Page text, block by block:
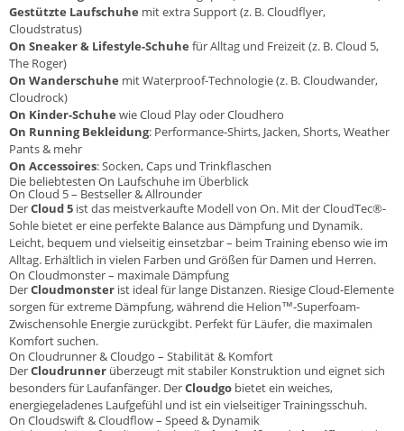
Gestützte Laufschuhe mit extra Support (z. B. Cloudflyer,
Cloudstratus)
On Sneaker & Lifestyle-Schuhe für Alltag und Freizeit (z. B. Cloud 5,
The Roger)
On Wanderschuhe mit Waterproof-Technologie (z. B. Cloudwander,
Cloudrock)
On Kinder-Schuhe wie Cloud Play oder Cloudhero
On Running Bekleidung: Performance-Shirts, Jacken, Shorts, Weather
Pants & mehr
On Accessoires: Socken, Caps und Trinkflaschen
Die beliebtesten On Laufschuhe im Überblick
On Cloud 5 – Bestseller & Allrounder
DerCloud 5 ist das meistverkaufte Modell von On. Mit der CloudTec®-
Sohle bietet er eine perfekte Balance aus Dämpfung und Dynamik.
Leicht, bequem und vielseitig einsetzbar – beim Training ebenso wie im
Alltag. Erhältlich in vielen Farben und Größen für Damen und Herren.
On Cloudmonster – maximale Dämpfung
DerCloudmonster ist ideal für lange Distanzen. Riesige Cloud-Elemente
sorgen für extreme Dämpfung, während die Helion™-Superfoam-
Zwischensohle Energie zurückgibt. Perfekt für Läufer, die maximalen
Komfort suchen.
On Cloudrunner & Cloudgo – Stabilität & Komfort
DerCloudrunner überzeugt mit stabiler Konstruktion und eignet sich
besonders für Laufanfänger. DerCloudgo bietet ein weiches,
energiegeladenes Laufgefühl und ist ein vielseitiger Trainingsschuh.
On Cloudswift & Cloudflow – Speed & Dynamik